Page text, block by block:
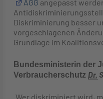
AGG angepasst
Diskriminierung besser
vorgeschlagenen
Grundlage im
Bundesministerin der
Verbraucherschutz Dr.
„Wer diskriminiert wird,